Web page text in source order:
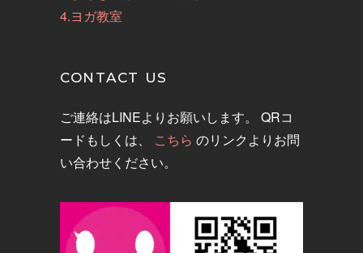
4.ヨガ教室
CONTACT US
ご連絡はLINEよりお願いします。 QRコ
ードもしくは、 こちら のリンクよりお問
い合わせください。